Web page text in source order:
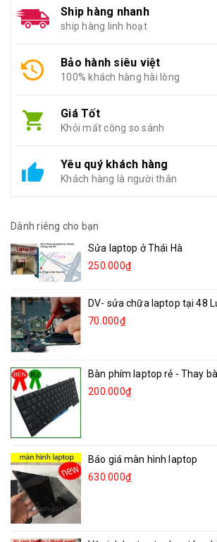
Ship hàng nhanh
ship hàng linh hoạt
Bảo hành siêu việt
100% khách hàng hài lòng
Giá Tốt
Khỏi mất công so sánh
Yêu quý khách hàng
Khách hàng là người thân
Dành riêng cho bạn
Sửa laptop ở Thái Hà
250.000₫
DV- sửa chữa laptop tại 48
70.000₫
Bàn phím laptop rẻ - Thay
200.000₫
Báo giá màn hình laptop
630.000₫